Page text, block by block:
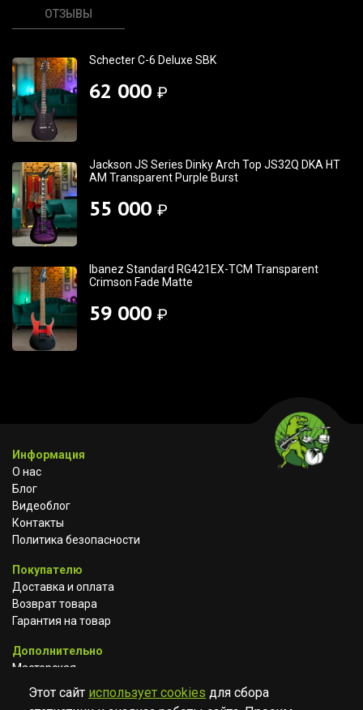
ОТЗЫВЫ
Schecter C-6 Deluxe SBK
62 000 ₽
Jackson JS Series Dinky Arch Top JS32Q DKA HT
AM Transparent Purple Burst
55 000 ₽
Ibanez Standard RG421EX-TCM Transparent
Crimson Fade Matte
59 000 ₽
Информация
О нас
Блог
Видеоблог
Контакты
Политика безопасности
Покупателю
Доставка и оплата
Возврат товара
Гарантия на товар
Дополнительно
Мастерская
Сотрудничество
Этот сайт использует cookies для сбора